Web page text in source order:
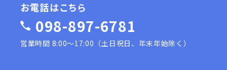
お電話はこちら
098-897-6781
営業時間 8:00〜17:00（土日祝日、年末年始除く）